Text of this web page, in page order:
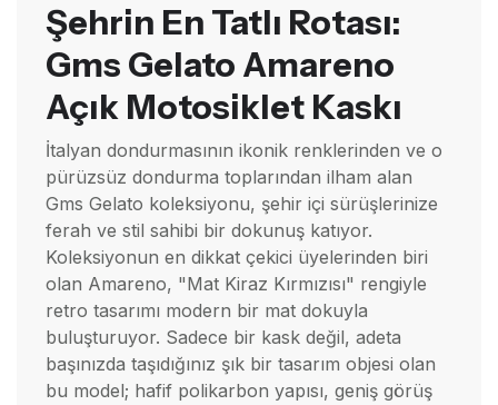
Şehrin En Tatlı Rotası:
Gms Gelato Amareno
Açık Motosiklet Kaskı
İtalyan dondurmasının ikonik renklerinden ve o
pürüzsüz dondurma toplarından ilham alan
Gms Gelato koleksiyonu, şehir içi sürüşlerinize
ferah ve stil sahibi bir dokunuş katıyor.
Koleksiyonun en dikkat çekici üyelerinden biri
olan Amareno, "Mat Kiraz Kırmızısı" rengiyle
retro tasarımı modern bir mat dokuyla
buluşturuyor. Sadece bir kask değil, adeta
başınızda taşıdığınız şık bir tasarım objesi olan
bu model; hafif polikarbon yapısı, geniş görüş